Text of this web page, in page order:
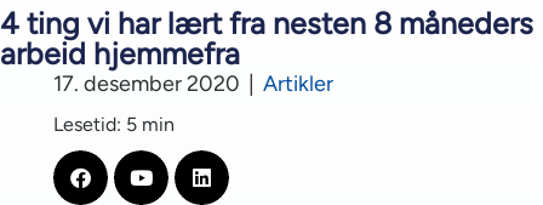
4 ting vi har lært fra nesten 8 måneders
arbeid hjemmefra
17. desember 2020 Artikler
Lesetid: 5 min